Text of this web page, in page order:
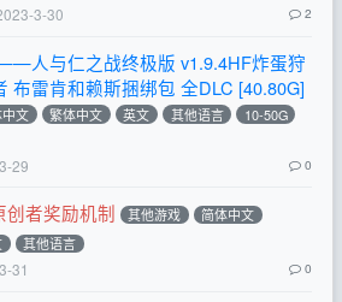
3-30 2
人与仁之战终极版 v1.9.4HF炸蛋狩
布雷肯和赖斯捆绑包 全DLC [40.80G]
文 繁体中文 英文 其他语言
10-50G
29 0
创者奖励机制 其他游戏
简体中文
其他语言
31 0